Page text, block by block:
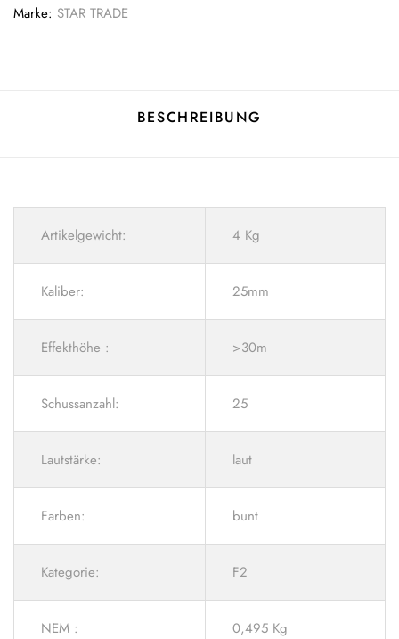
Marke: STAR TRADE
BESCHREIBUNG
Artikelgewicht: 4 Kg
Kaliber: 25mm
Effekthöhe : >30m
Schussanzahl: 25
Lautstärke: laut
Farben: bunt
Kategorie: F2
NEM : 0,495 Kg